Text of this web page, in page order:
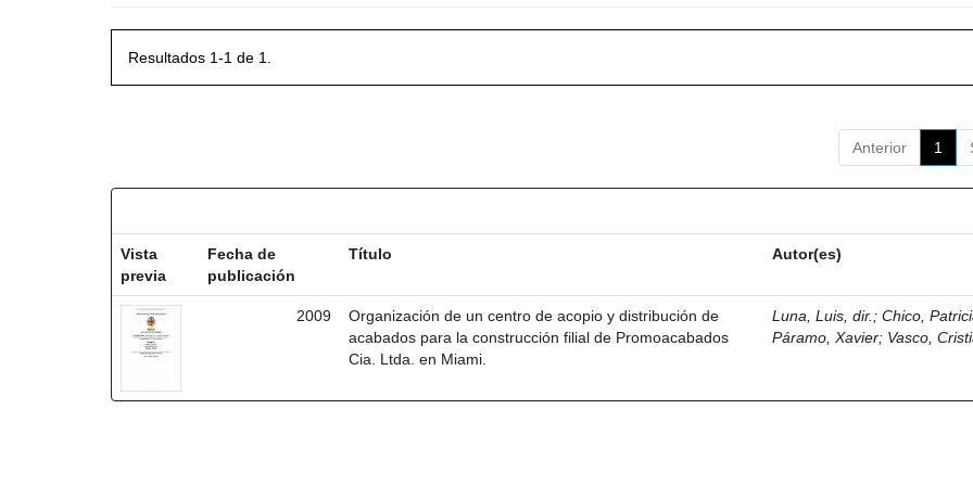
Resultados 1-1 de 1.
Anterior 1
Vista
previa
Fecha de
publicación
Título Autor(es)
2009
Organización de un centro de acopio y distribución de
acabados para la construcción filial de Promoacabados
Cia. Ltda. en Miami.
Luna, Luis, dir. ;Chico,
Páramo, Xavier; Vasco,